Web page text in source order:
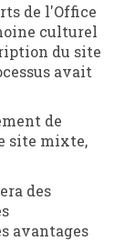
de l'Office
culturel
du site
avait
de
site mixte,
des
avantages